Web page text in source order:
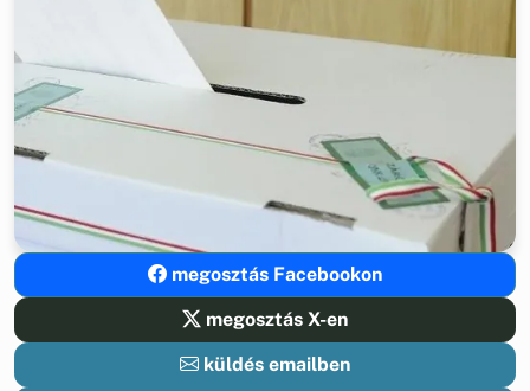
megosztás Facebookon
megosztás X-en
küldés emailben